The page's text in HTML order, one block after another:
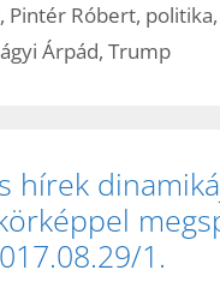
, Pintér Róbert, politika,
Árpád, Trump
hírek
1.